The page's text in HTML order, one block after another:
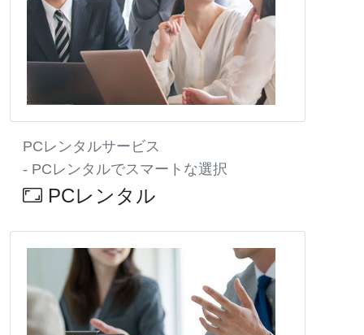
PCレンタルサービス
- PCレンタルでスマートな選択
PCレンタル